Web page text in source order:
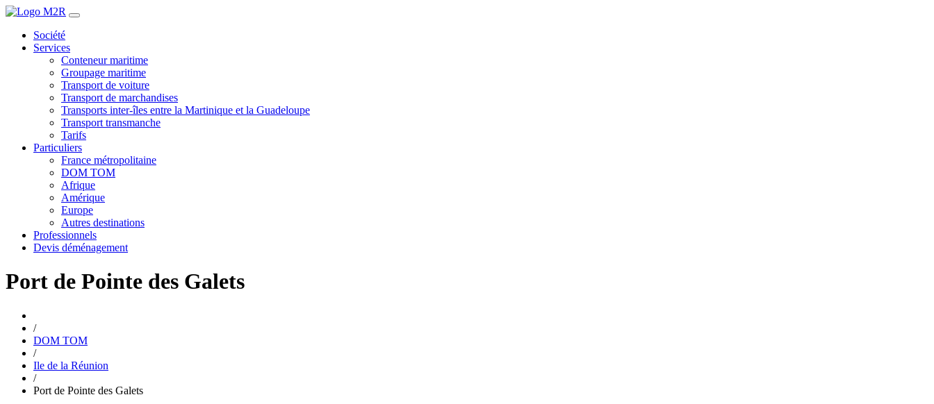
Société
Services
Conteneur maritime
Groupage maritime
Transport de voiture
Transport de marchandises
Transports inter-îles entre la Martinique et la Guadeloupe
Transport transmanche
Tarifs
Particuliers
France métropolitaine
DOM TOM
Afrique
Amérique
Europe
Autres destinations
Professionnels
Devis déménagement
Port de Pointe des Galets
/
DOM TOM
/
Ile de la Réunion
/
Port de Pointe des Galets